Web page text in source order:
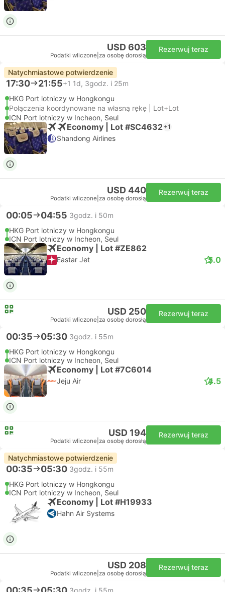
USD 603
Podatki wliczone za osobę dorosłą
Rezerwuj teraz
Natychmiastowe potwierdzenie
17:30 21:55+1 1d, 3godz. i 25m
HKG Port lotniczy w Hongkongu
Połączenia koordynowane na własną rękę | Lot+Lot
ICN Port lotniczy w Incheon, Seul
Economy | Lot #SC4632 +1
Shandong Airlines
USD 440
Podatki wliczone za osobę dorosłą
Rezerwuj teraz
00:05 04:55 3godz. i 50m
HKG Port lotniczy w Hongkongu
ICN Port lotniczy w Incheon, Seul
Economy | Lot #ZE862
Eastar Jet 5.0
USD 250
Podatki wliczone za osobę dorosłą
Rezerwuj teraz
00:35 05:30 3godz. i 55m
HKG Port lotniczy w Hongkongu
ICN Port lotniczy w Incheon, Seul
Economy | Lot #7C6014
Jeju Air 4.5
USD 194
Podatki wliczone za osobę dorosłą
Rezerwuj teraz
Natychmiastowe potwierdzenie
00:35 05:30 3godz. i 55m
HKG Port lotniczy w Hongkongu
ICN Port lotniczy w Incheon, Seul
Economy | Lot #H19933
Hahn Air Systems
USD 208
Podatki wliczone za osobę dorosłą
Rezerwuj teraz
3godz. i 55m